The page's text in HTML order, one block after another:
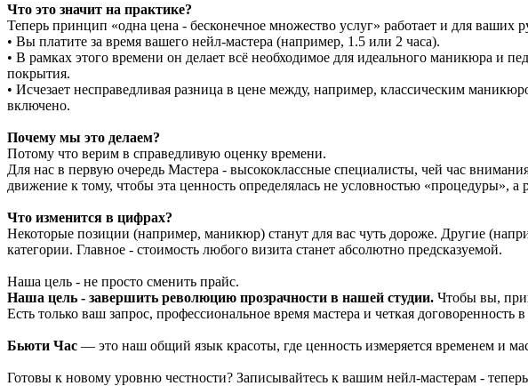
Что это значит на практике?
Теперь принцип «одна цена - бесконечное множество услуг» работает и для ваших
• Вы платите за время вашего нейл-мастера (например, 1.5 или 2 часа).
• В рамках этого времени он делает всё необходимое для идеального маникюра и
покрытия.
• Исчезает несправедливая разница в цене между, например, классическим
включено.
Почему мы это делаем?
Потому что верим в справедливую оценку времени.
Для нас в первую очередь Мастера - высококлассные специалисты, чей час
движение к тому, чтобы эта ценность определялась не условностью «процедуры»,
Что изменится в цифрах?
Некоторые позиции (например, маникюр) станут для вас чуть дороже. Другие
категории. Главное - стоимость любого визита станет абсолютно предсказуемой.
Наша цель - не просто сменить прайс.
Наша цель - завершить революцию прозрачности в нашей студии. Чтобы вы,
Есть только ваш запрос, профессиональное время мастера и четкая договоренность в
Бьюти Час — это наш общий язык красоты, где ценность измеряется временем и
Готовы к новому уровню честности? Записывайтесь к вашим нейл-мастерам -